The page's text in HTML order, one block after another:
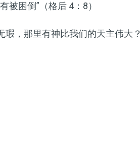
被困倒”（格后 4：8）
瑕，那里有神比我们的天主伟大？